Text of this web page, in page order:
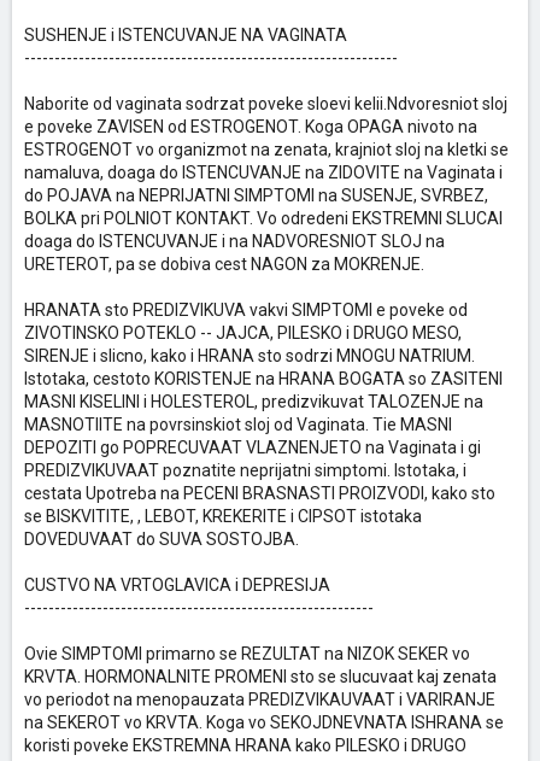
SUSHENJE i ISTENCUVANJE NA VAGINATA
--------------------------------------------------------------
Naborite od vaginata sodrzat poveke sloevi kelii.Ndvoresniot sloj
e poveke ZAVISEN od ESTROGENOT. Koga OPAGA nivoto na
ESTROGENOT vo organizmot na zenata, krajniot sloj na kletki se
namaluva, doaga do ISTENCUVANJE na ZIDOVITE na Vaginata i
do POJAVA na NEPRIJATNI SIMPTOMI na SUSENJE, SVRBEZ,
BOLKA pri POLNIOT KONTAKT. Vo odredeni EKSTREMNI SLUCAI
doaga do ISTENCUVANJE i na NADVORESNIOT SLOJ na
URETEROT, pa se dobiva cest NAGON za MOKRENJE.
HRANATA sto PREDIZVIKUVA vakvi SIMPTOMI e poveke od
ZIVOTINSKO POTEKLO -- JAJCA, PILESKO i DRUGO MESO,
SIRENJE i slicno, kako i HRANA sto sodrzi MNOGU NATRIUM.
Istotaka, cestoto KORISTENJE na HRANA BOGATA so ZASITENI
MASNI KISELINI i HOLESTEROL, predizvikuvat TALOZENJE na
MASNOTIITE na povrsinskiot sloj od Vaginata. Tie MASNI
DEPOZITI go POPRECUVAAT VLAZNENJETO na Vaginata i gi
PREDIZVIKUVAAT poznatite neprijatni simptomi. Istotaka, i
cestata Upotreba na PECENI BRASNASTI PROIZVODI, kako sto
se BISKVITITE, , LEBOT, KREKERITE i CIPSOT istotaka
DOVEDUVAAT do SUVA SOSTOJBA.
CUSTVO NA VRTOGLAVICA i DEPRESIJA
----------------------------------------------------------
Ovie SIMPTOMI primarno se REZULTAT na NIZOK SEKER vo
KRVTA. HORMONALNITE PROMENI sto se slucuvaat kaj zenata
vo periodot na menopauzata PREDIZVIKAUVAAT i VARIRANJE
na SEKEROT vo KRVTA. Koga vo SEKOJDNEVNATA ISHRANA se
koristi poveke EKSTREMNA HRANA kako PILESKO i DRUGO